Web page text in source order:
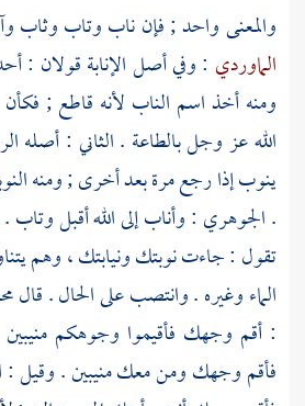
والمعنى واحد ; فإن ناب وتاب وثاب
الماوردي : وفي أصل الإنابة قولان :
ومنه أخذ اسم الناب لأنه قاطع ; فكأن
الله عز وجل بالطاعة . الثاني :
ينوب إذا رجع مرة بعد أخرى ; ومنه
.الجوهري : وأناب إلى الله أقبل
تقول : جاءت نوبتك ونيابتك ، وهم
الماء وغيره . وانتصب على الحال . قال
: أقم وجهك فأقيموا وجوهكم
فأقم وجهك ومن معك منيبين . وقيل